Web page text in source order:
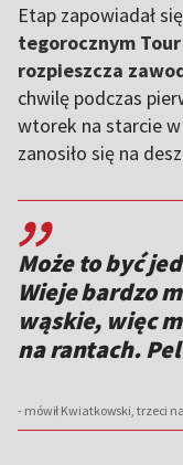
Etap zapowiadał
tegorocznym
rozpieszcza
chwilę podczas
wtorek na starcie w
zanosiło się na
,,
Może to być
Wieje bardzo
wąskie, więc
na rantach.
- mówił Kwiatkowski, trzeci